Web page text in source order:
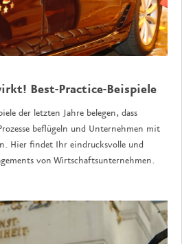
Best-Practice-Beispiele
der letzten Jahre belegen, dass
beflügeln und Unternehmen mit
Hier findet Ihr eindrucksvolle und
von Wirtschaftsunternehmen.